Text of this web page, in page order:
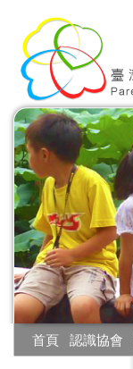
首頁 認識協會